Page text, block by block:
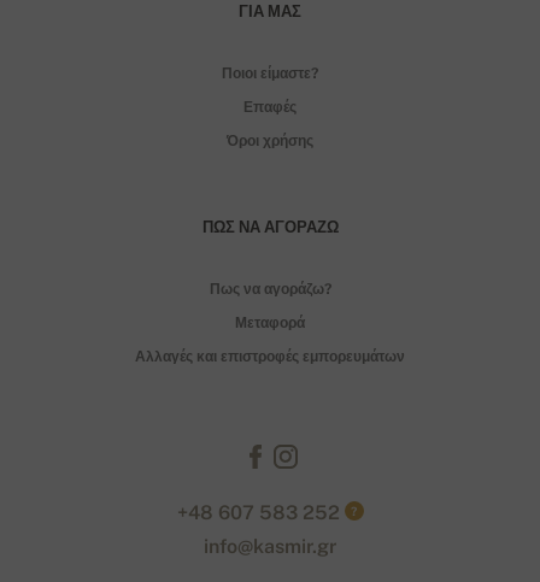
ΓΙΑ ΜΑΣ
Ποιοι είμαστε?
Επαφές
Όροι χρήσης
ΠΏΣ ΝΑ ΑΓΟΡΆΖΩ
Πως να αγοράζω?
Μεταφορά
Αλλαγές και επιστροφές εμπορευμάτων
+48 607 583 252 ?
info@kasmir.gr